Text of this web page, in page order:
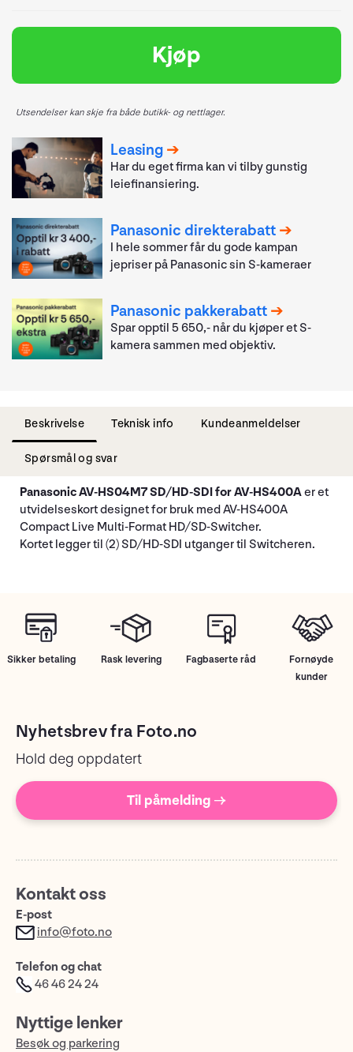
Kjøp
Utsendelser kan skje fra både butikk- og nettlager.
Leasing
Har du eget firma kan vi tilby gunstig
leiefinansiering.
Panasonic direkterabatt
I hele sommer får du gode kampan
jepriser på Panasonic sin S-kameraer
Panasonic pakkerabatt
Spar opptil 5 650,- når du kjøper et S-
kamera sammen med objektiv.
Beskrivelse Teknisk info Kundeanmeldelser
Spørsmål og svar
Panasonic AV-HS04M7 SD/HD-SDI for AV-HS400Aer et
utvidelseskort designet for bruk med AV-HS400A
Compact Live Multi-Format HD/SD-Switcher.
Kortet legger til (2) SD/HD-SDI utganger til Switcheren.
Sikker betaling Rask levering Fagbaserte råd
Fornøyde
kunder
Nyhetsbrev fra Foto.no
Hold deg oppdatert
Til påmelding →
Kontakt oss
E-post
info@foto.no
Telefon og chat
46 46 24 24
Nyttige lenker
Besøk og parkering